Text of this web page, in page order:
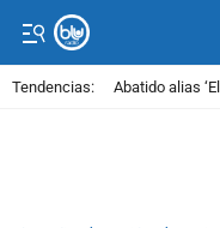
Tendencias: Abatido alias